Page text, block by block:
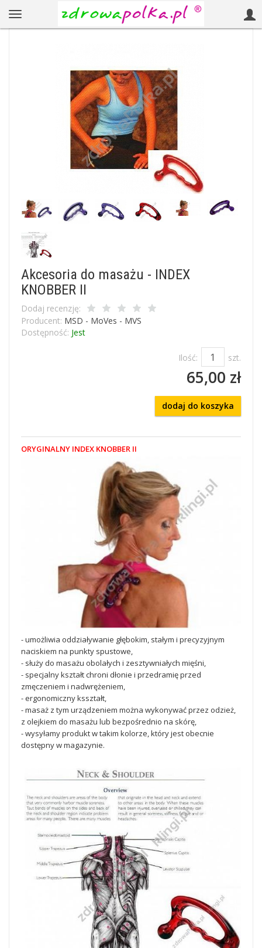
Akcesoria do masażu - INDEX
KNOBBER II
Dodaj recenzję:
Producent: MSD - MoVes - MVS
Dostępność: Jest
Ilość: szt.
65,00 zł
dodaj do koszyka
ORYGINALNY INDEX KNOBBER II
- umożliwia oddziaływanie głębokim, stałym i precyzyjnym
naciskiem na punkty spustowe,
- służy do masażu obolałych i zesztywniałych mięśni,
- specjalny kształt chroni dłonie i przedramię przed
zmęczeniem i nadwrężeniem,
- ergonomiczny ksształt,
- masaż z tym urządzeniem można wykonywać przez odzież,
z olejkiem do masażu lub bezpośrednio na skórę,
- wysyłamy produkt w takim kolorze, który jest obecnie
dostępny w magazynie.